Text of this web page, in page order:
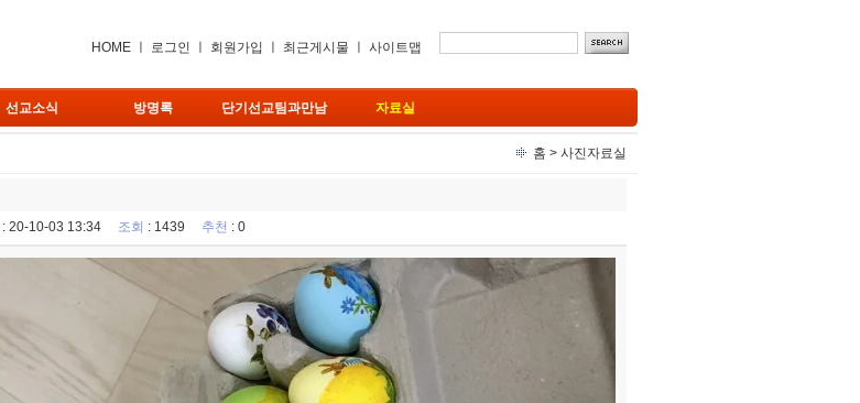
HOME 로그인 회원가입 최근게시물 사이트맵
선교소식 방명록 단기선교팀과만남 자료실
홈 > 사진자료실
: 20-10-03 13:34 조회 : 1439 추천 : 0